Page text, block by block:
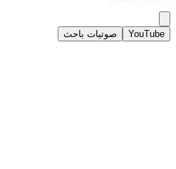
YouTube صوتيات باحث